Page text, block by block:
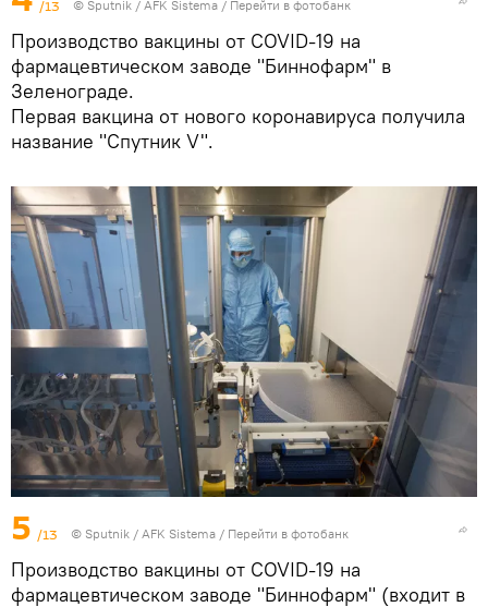
/13 © Sputnik / AFK Sistema / Перейти в фотобанк
Производство вакцины от COVID-19 на
фармацевтическом заводе "Биннофарм" в
Зеленограде.
Первая вакцина от нового коронавируса получила
название "Спутник V".
5 /13 © Sputnik / AFK Sistema / Перейти в фотобанк
Производство вакцины от COVID-19 на
фармацевтическом заводе "Биннофарм" (входит в